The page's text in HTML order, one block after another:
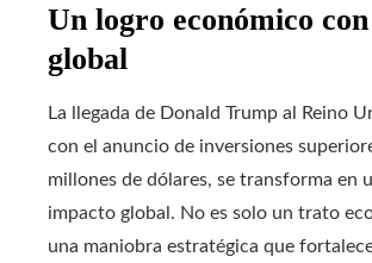
Un logro económico
global
La llegada de Donald Trump al Reino
con el anuncio de inversiones
millones de dólares, se transforma en
impacto global. No es solo un trato
una maniobra estratégica que